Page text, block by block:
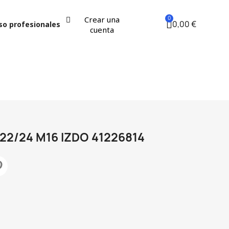
profesionales
Crear una
cuenta
0,00 €
24 M16 IZDO 41226814